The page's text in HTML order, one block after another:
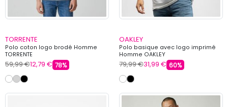
TORRENTE
Polo coton logo brodé Homme
TORRENTE
59,99 €12,79 € 78%
OAKLEY
Polo basique avec logo imprimé
Homme OAKLEY
79,99 €31,99 € 60%